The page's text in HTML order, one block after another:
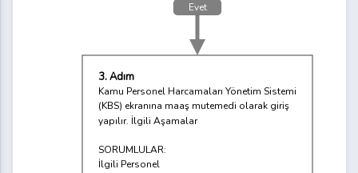
Evet
3. Adım
Kamu Personel Harcamaları Yönetim Sistemi
(KBS) ekranına maaş mutemedi olarak giriş
yapılır. İlgili Aşamalar
SORUMLULAR:
İlgili Personel